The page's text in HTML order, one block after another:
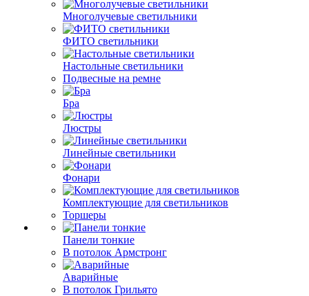
Многолучевые светильники
ФИТО светильники
Настольные светильники
Подвесные на ремне
Бра
Люстры
Линейные светильники
Фонари
Комплектующие для светильников
Торшеры
Панели тонкие
В потолок Армстронг
Аварийные
В потолок Грильято